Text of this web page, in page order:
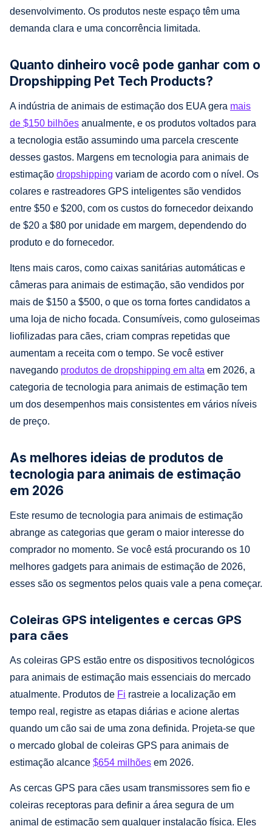
desenvolvimento. Os produtos neste espaço têm uma
demanda clara e uma concorrência limitada.
Quanto dinheiro você pode ganhar com o
Dropshipping Pet Tech Products?
A indústria de animais de estimação dos EUA gera mais
de $150 bilhões anualmente, e os produtos voltados para
a tecnologia estão assumindo uma parcela crescente
desses gastos. Margens em tecnologia para animais de
estimação dropshipping variam de acordo com o nível. Os
colares e rastreadores GPS inteligentes são vendidos
entre $50 e $200, com os custos do fornecedor deixando
de $20 a $80 por unidade em margem, dependendo do
produto e do fornecedor.
Itens mais caros, como caixas sanitárias automáticas e
câmeras para animais de estimação, são vendidos por
mais de $150 a $500, o que os torna fortes candidatos a
uma loja de nicho focada. Consumíveis, como guloseimas
liofilizadas para cães, criam compras repetidas que
aumentam a receita com o tempo. Se você estiver
navegando produtos de dropshipping em alta em 2026, a
categoria de tecnologia para animais de estimação tem
um dos desempenhos mais consistentes em vários níveis
de preço.
As melhores ideias de produtos de
tecnologia para animais de estimação
em 2026
Este resumo de tecnologia para animais de estimação
abrange as categorias que geram o maior interesse do
comprador no momento. Se você está procurando os 10
melhores gadgets para animais de estimação de 2026,
esses são os segmentos pelos quais vale a pena começar.
Coleiras GPS inteligentes e cercas GPS
para cães
As coleiras GPS estão entre os dispositivos tecnológicos
para animais de estimação mais essenciais do mercado
atualmente. Produtos de Fi rastreie a localização em
tempo real, registre as etapas diárias e acione alertas
quando um cão sai de uma zona definida. Projeta-se que
o mercado global de coleiras GPS para animais de
estimação alcance $654 milhões em 2026.
As cercas GPS para cães usam transmissores sem fio e
coleiras receptoras para definir a área segura de um
animal de estimação sem qualquer instalação física. Eles